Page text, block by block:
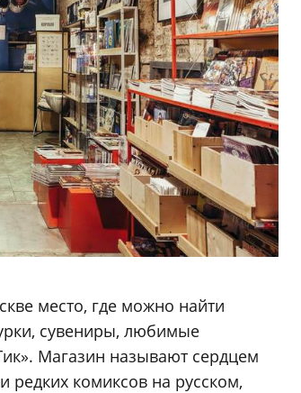
место, где можно найти
сувениры, любимые
Магазин называют сердцем
комиксов на русском,